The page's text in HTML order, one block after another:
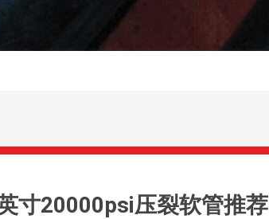
寸20000psi压裂软管推荐